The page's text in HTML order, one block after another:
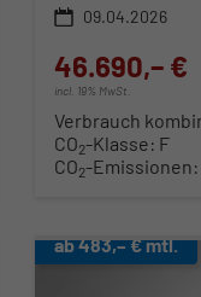
09.04.2026
46.690,– €
incl. 19% MwSt.
Verbrauch
CO2-Klasse: F
CO2-Emissionen:
ab 483,– € mtl.